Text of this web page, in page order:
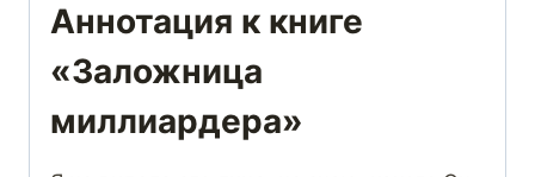
Аннотация к книге
«Заложница
миллиардера»